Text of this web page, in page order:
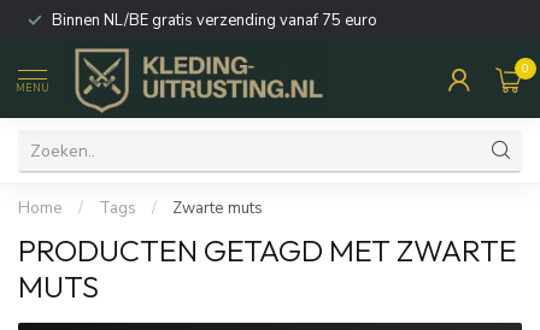
Binnen NL/BE gratis verzending vanaf 75 euro
MENU
0
Home / Tags / Zwarte muts
PRODUCTEN GETAGD MET ZWARTE
MUTS